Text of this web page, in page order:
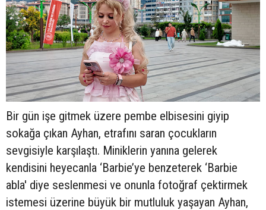
Bir gün işe gitmek üzere pembe elbisesini giyip
sokağa çıkan Ayhan, etrafını saran çocukların
sevgisiyle karşılaştı. Miniklerin yanına gelerek
kendisini heyecanla ‘Barbie’ye benzeterek ‘Barbie
abla' diye seslenmesi ve onunla fotoğraf çektirmek
istemesi üzerine büyük bir mutluluk yaşayan Ayhan,